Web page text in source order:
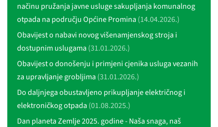
načinu pružanja javne usluge sakupljanja komunalnog
otpada na području Općine Promina (14.04.2026.)
Obavijest o nabavi novog višenamjenskog stroja i
dostupnim uslugama (31.01.2026.)
Obavijest o donošenju i primjeni cjenika usluga vezanih
za upravljanje grobljima (31.01.2026.)
Do daljnjega obustavljeno prikupljanje električnog i
elektroničkog otpada (01.08.2025.)
Dan planeta Zemlje 2025. godine - Naša snaga, naš